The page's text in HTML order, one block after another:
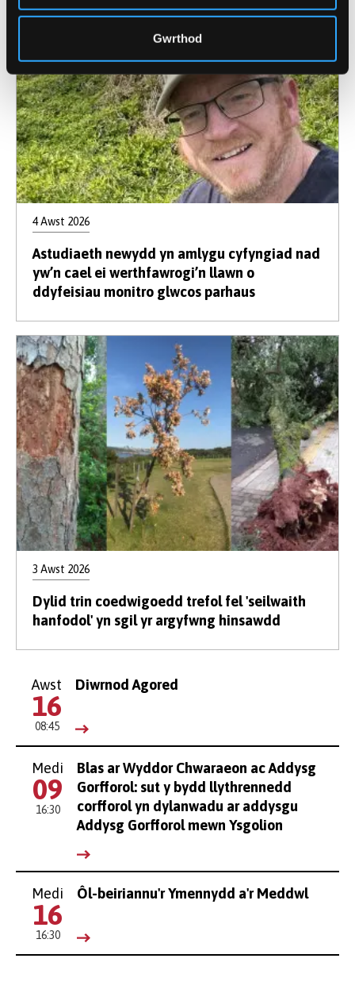
Gwrthod
4 Awst 2026
Astudiaeth newydd yn amlygu cyfyngiad nad
yw’n cael ei werthfawrogi’n llawn o
ddyfeisiau monitro glwcos parhaus
3 Awst 2026
Dylid trin coedwigoedd trefol fel 'seilwaith
hanfodol' yn sgil yr argyfwng hinsawdd
Awst
16
08:45
Diwrnod Agored
Medi
09
16:30
Blas ar Wyddor Chwaraeon ac Addysg
Gorfforol: sut y bydd llythrennedd
corfforol yn dylanwadu ar addysgu
Addysg Gorfforol mewn Ysgolion
Medi
16
16:30
Ôl-beiriannu'r Ymennydd a'r Meddwl